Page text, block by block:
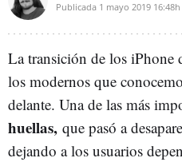
Publicada 1 mayo 2019 16:48h
La transición de los iPhone
los modernos que
delante. Una de las más
huellas, que pasó a
dejando a los usuarios